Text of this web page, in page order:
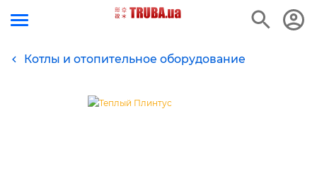
Котлы и отопительное оборудование